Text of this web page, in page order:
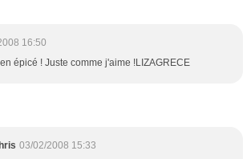
16:50
épicé ! Juste comme j'aime !LIZAGRECE
03/02/2008 15:33